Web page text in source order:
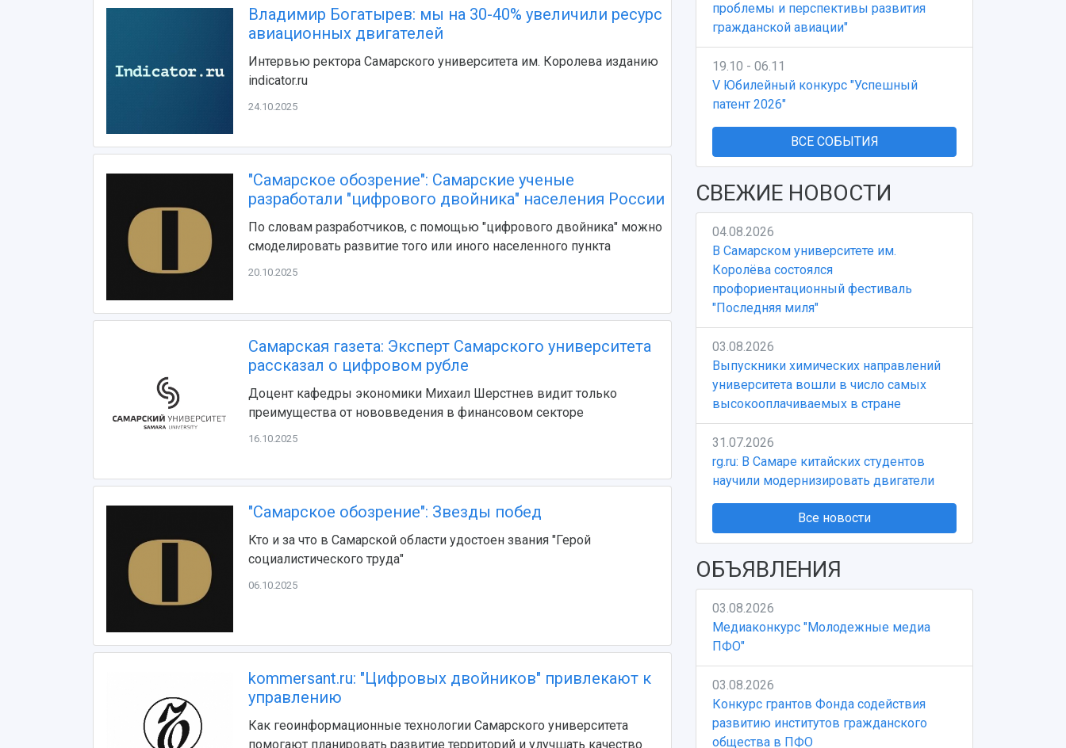
Владимир Богатырев: мы на 30-40% увеличили ресурс
авиационных двигателей
Интервью ректора Самарского университета им. Королева изданию
indicator.ru
24.10.2025
"Самарское обозрение": Самарские ученые
разработали "цифрового двойника" населения России
По словам разработчиков, с помощью "цифрового двойника" можно
смоделировать развитие того или иного населенного пункта
20.10.2025
Самарская газета: Эксперт Самарского университета
рассказал о цифровом рубле
Доцент кафедры экономики Михаил Шерстнев видит только
преимущества от нововведения в финансовом секторе
16.10.2025
"Самарское обозрение": Звезды побед
Кто и за что в Самарской области удостоен звания "Герой
социалистического труда"
06.10.2025
kommersant.ru: "Цифровых двойников" привлекают к
управлению
Как геоинформационные технологии Самарского университета
помогают планировать развитие территорий и улучшать качество
проблемы и перспективы развития
гражданской авиации"
19.10 - 06.11
V Юбилейный конкурс "Успешный
патент 2026"
ВСЕ СОБЫТИЯ
СВЕЖИЕ НОВОСТИ
04.08.2026
В Самарском университете им.
Королёва состоялся
профориентационный фестиваль
"Последняя миля"
03.08.2026
Выпускники химических направлений
университета вошли в число самых
высокооплачиваемых в стране
31.07.2026
rg.ru: В Самаре китайских студентов
научили модернизировать двигатели
Все новости
ОБЪЯВЛЕНИЯ
03.08.2026
Медиаконкурс "Молодежные медиа
ПФО"
03.08.2026
Конкурс грантов Фонда содействия
развитию институтов гражданского
общества в ПФО